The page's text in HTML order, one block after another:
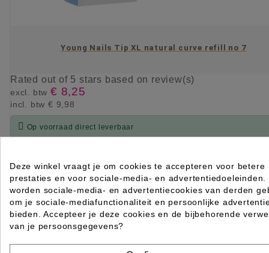
Young Nails Tip XL natural curve refill no 7
Rated out of 5 stars based on review(s)
excl. btw € 8,25
incl. btw € 9,98
 Op voorraad direct leverbaar
Deze winkel vraagt je om cookies te accepteren voor betere
prestaties en voor sociale-media- en advertentiedoeleinden.
worden sociale-media- en advertentiecookies van derden
om je sociale-mediafunctionaliteit en persoonlijke
bieden. Accepteer je deze cookies en de bijbehorende
van je persoonsgegevens?